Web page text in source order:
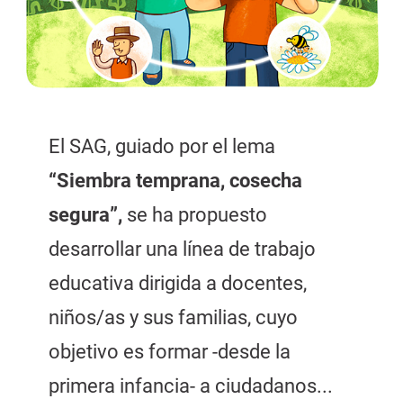
El SAG, guiado por el lema
“Siembra temprana, cosecha
segura”, se ha propuesto
desarrollar una línea de trabajo
educativa dirigida a docentes,
niños/as y sus familias, cuyo
objetivo es formar -desde la
primera infancia- a ciudadanos...